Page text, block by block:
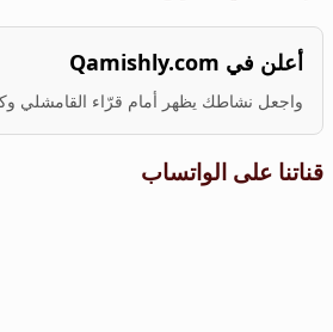
أعلن في Qamishly.com
واجعل نشاطك يظهر أمام قرّاء القامشلي
قناتنا على الواتساب